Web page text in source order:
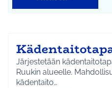
Järjestetään
Ruukin alueelle.
kädentaito…